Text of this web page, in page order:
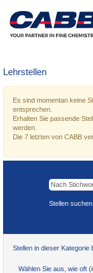
Lehrstellen
Es sind momentan keine
entsprechen.
Erhalten Sie passende
werden.
Die 7 letzten von CABB
Stellen in dieser Kategorie
Wählen Sie aus, wie oft